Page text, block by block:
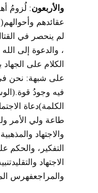
والأربعون: لُزومُ
عقائدهم
لم ينحصر في
، والدعوة إلى
الكلام على
على شبهة: نحن في
فيه وجودُ
الكلمة)دعاة
طاعة ولي الأمر
والاجتهاد
التفكير، والحكم
الاجتهاد
والمراجعفهرس